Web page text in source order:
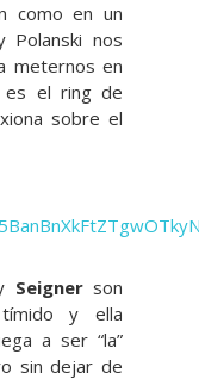
como en un
Polanski nos
meternos en
es el ring de
sobre el
Seignerson
tímido y ella
a ser “la”
sin dejar de